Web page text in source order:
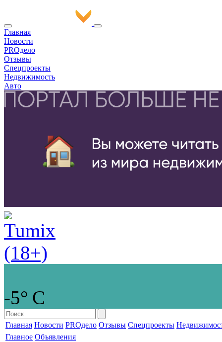
Главная
Новости
PROдело
Отзывы
Спецпроекты
Недвижимость
Авто
-5° С
Главная Новости PROдело Отзывы Спецпроекты
Главное Объявления